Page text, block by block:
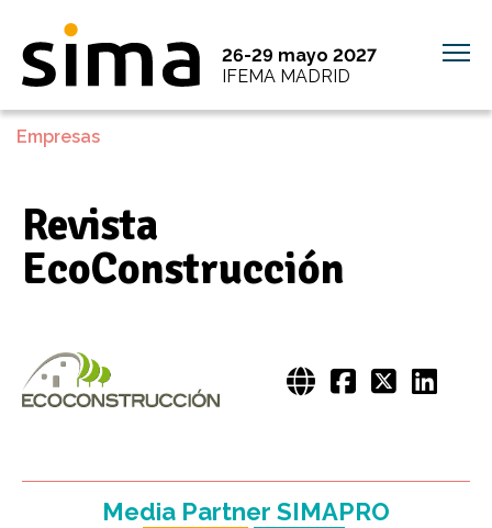
26-29 mayo 2027
IFEMA MADRID
Empresas
Revista
EcoConstrucción
Media Partner SIMAPRO